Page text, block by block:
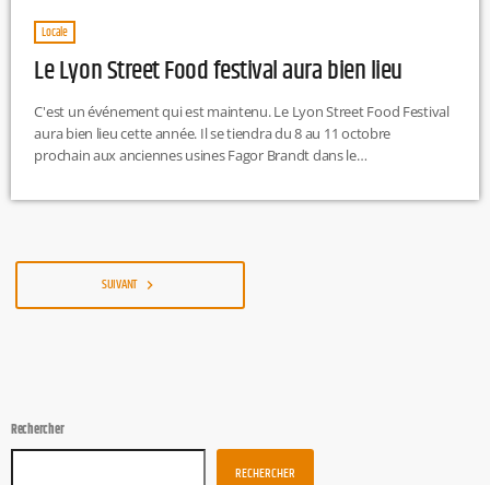
Locale
Le Lyon Street Food festival aura bien lieu
C'est un événement qui est maintenu. Le Lyon Street Food Festival
aura bien lieu cette année. Il se tiendra du 8 au 11 octobre
prochain aux anciennes usines Fagor Brandt dans le
Rassembler dans la diversité et la simplicitéPlacer les chefs sur le
billetterie […]
SUIVANT navigate_next
Rechercher
RECHERCHER